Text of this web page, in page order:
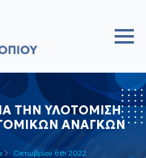
ΤΗΝ ΥΛΟΤΟΜΙΣΗ
ΑΝΑΓΚΩΝ
Οκτωβρίου 6th 2022